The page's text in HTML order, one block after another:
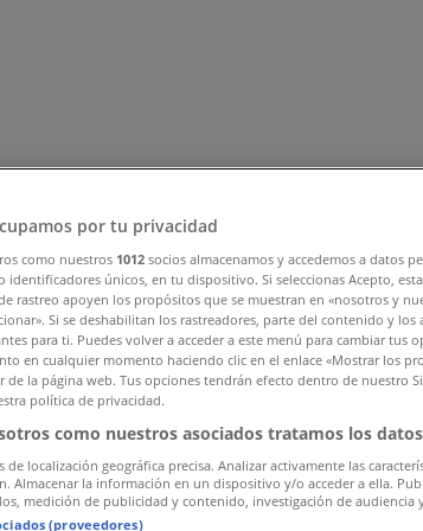
Zapatos y AccesoriosPerfumerías y Belleza
y RepuestosDeporteJuguetes y Niños
por tu privacidad
como nuestros 1012 socios almacenamos y accedemos a datos
identificadores únicos, en tu dispositivo. Si seleccionas Acepto,
rastreo apoyen los propósitos que se muestran en «nosotros y
Si se deshabilitan los rastreadores, parte del contenido y
para ti. Puedes volver a acceder a este menú para cambiar tus
en cualquier momento haciendo clic en el enlace «Mostrar los
de la página web. Tus opciones tendrán efecto dentro de nuestro
política de privacidad.
como nuestros asociados tratamos los
de localización geográfica precisa. Analizar activamente las
Almacenar la información en un dispositivo y/o acceder a ella.
medición de publicidad y contenido, investigación de audiencia
(proveedores)